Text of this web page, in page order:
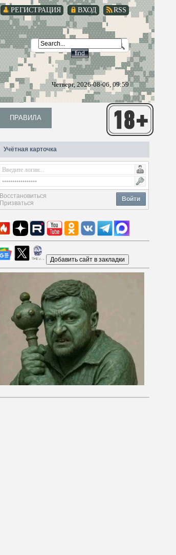
RSS
ВХОД
РЕГИСТРАЦИЯ
Четверг, 2026-08-06, 09:59
ПРАВИЛА
Учётная карточка
Войти
Восстановиться
Призваться